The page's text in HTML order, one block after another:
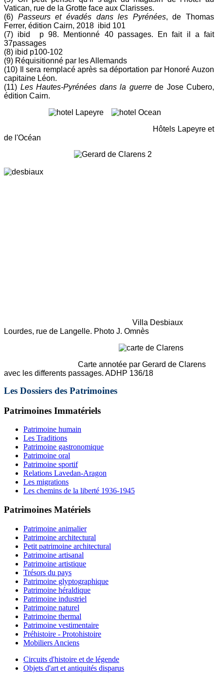
Vatican, rue de la Grotte face aux Clarisses.
(6) Passeurs et évadés dans les Pyrénées, de Thomas
Ferrer, édition Cairn, 2018 ibid 101
(7) ibid p 98. Mentionné 40 passages. En fait il a fait
37passages
(8) ibid p100-102
(9) Réquisitionné par les Allemands
(10) Il sera remplacé après sa déportation par Honoré Auzon
capitaine Léon.
(11) Les Hautes-Pyrénées dans la guerrede Jose Cubero,
édition Cairn.
Hôtels Lapeyre et
de l'Océan
Villa Desbiaux
Lourdes, rue de Langelle. Photo J. Omnès
Carte annotée par Gerard de Clarens
avec les differents passages. ADHP 136/18
Les Dossiers des Patrimoines
Patrimoines Immatériels
Patrimoine humain
Les Traditions
Patrimoine gastronomique
Patrimoine oral
Patrimoine sportif
Relations Lavedan-Aragon
Les migrations
Les chemins de la liberté 1936-1945
Patrimoines Matériels
Patrimoine animalier
Patrimoine architectural
Petit patrimoine architectural
Patrimoine artisanal
Patrimoine artistique
Trésors du pays
Patrimoine glyptographique
Patrimoine héraldique
Patrimoine industriel
Patrimoine naturel
Patrimoine thermal
Patrimoine vestimentaire
Préhistoire - Protohistoire
Mobiliers Anciens
Circuits d'histoire et de légende
Objets d'art et antiquités disparus